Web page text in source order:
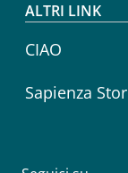
ALTRI LINK
CIAO
Sapienza